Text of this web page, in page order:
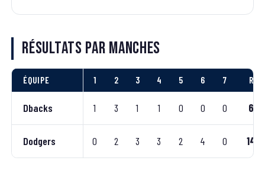
Résultats par manches
ÉQUIPE 1 2 3 4 5 6 7 R
Dbacks 1 3 1 1 0 0 0 6
Dodgers 0 2 3 3 2 4 0 14